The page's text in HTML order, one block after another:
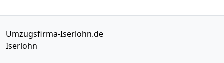
Umzugsfirma-Iserlohn.de
Iserlohn